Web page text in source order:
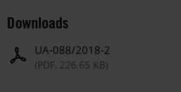
Downloads
UA-088/2018-2
(PDF, 226.65 KB)